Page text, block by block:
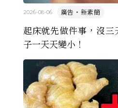
起床就先做件事，沒
子一天天變小！
廣告・新素簡
2026-08-06